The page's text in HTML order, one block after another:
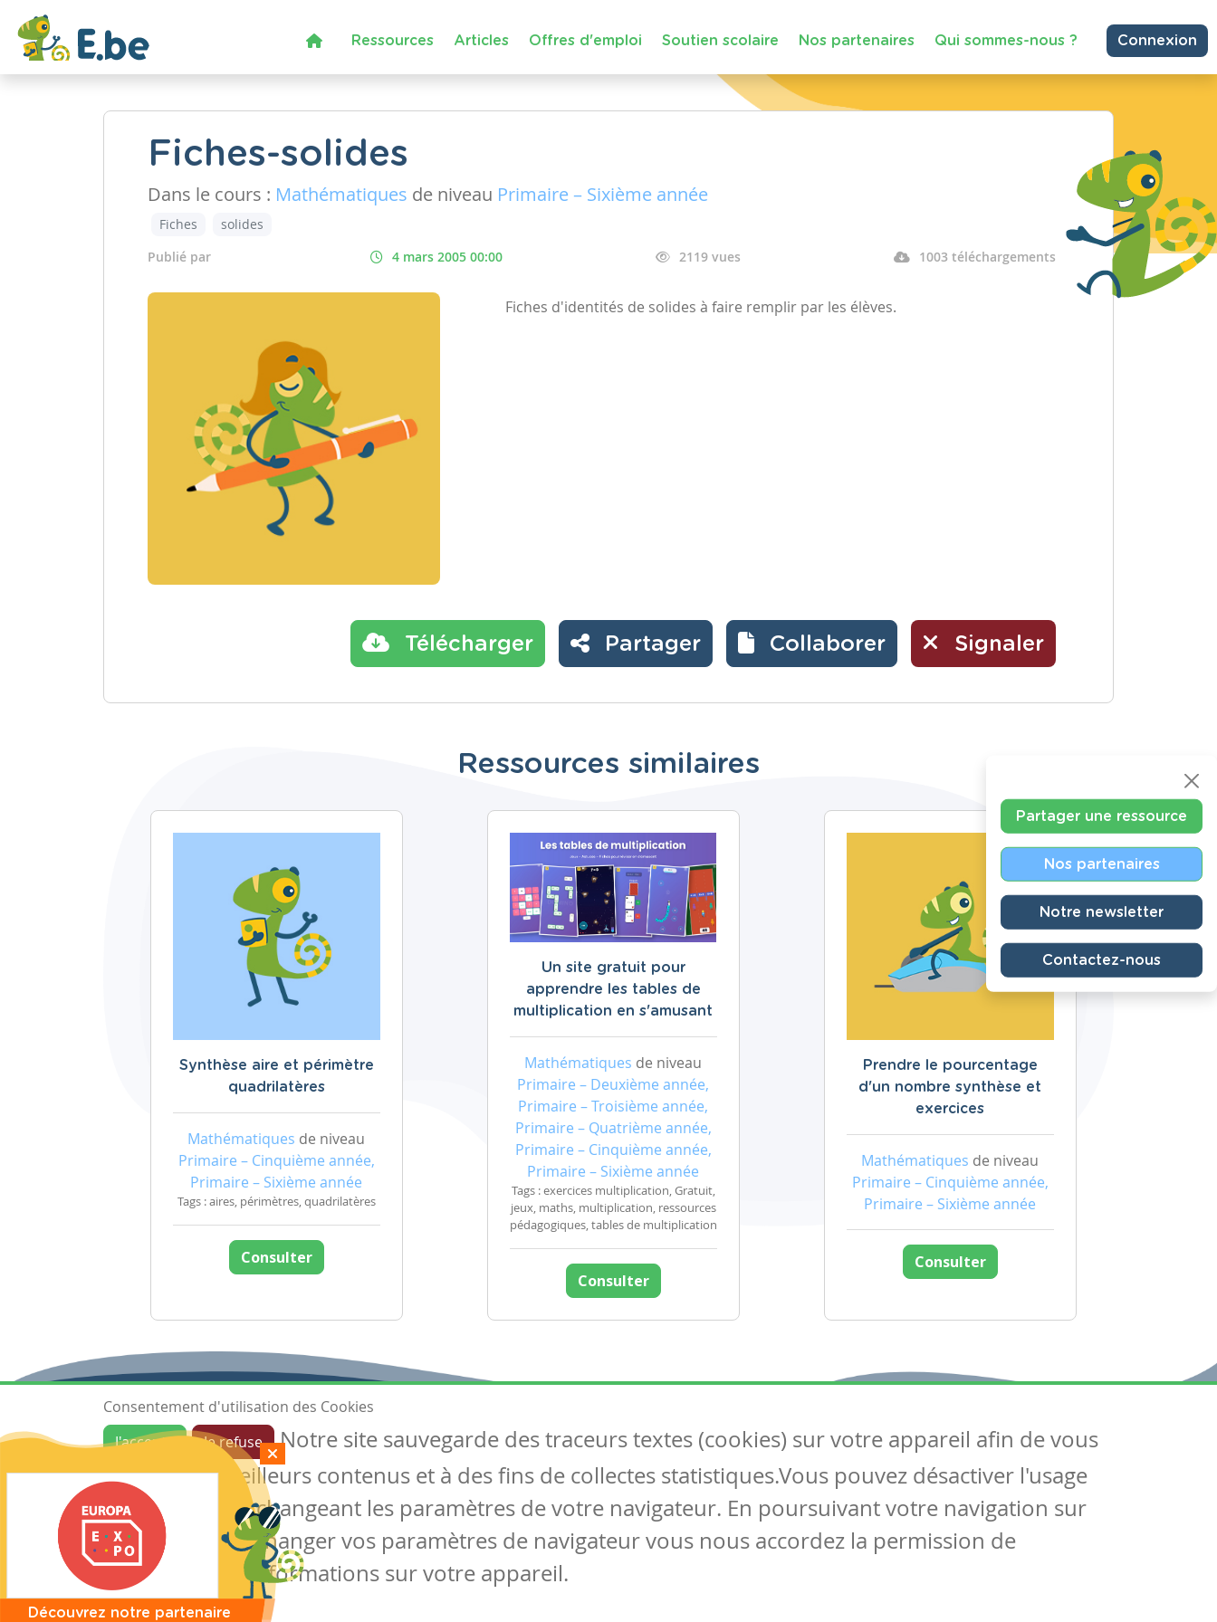
Ressources Articles Offres d'emploi Soutien scolaire Nos partenaires Qui sommes-nous ? Connexion
Fiches-solides
Dans le cours : Mathématiques de niveau Primaire – Sixième année
Fiches
solides
Publié par
4 mars 2005 00:00 2119 vues 1003 téléchargements
Fiches d'identités de solides à faire remplir par les élèves.
Télécharger Partager Collaborer Signaler
Ressources similaires
Synthèse aire et périmètre
quadrilatères
Mathématiques de niveau
Primaire – Cinquième année,
Primaire – Sixième année
Tags : aires, périmètres, quadrilatères
Consulter
Un site gratuit pour
apprendre les tables de
multiplication en s'amusant
Mathématiques de niveau
Primaire – Deuxième année,
Primaire – Troisième année,
Primaire – Quatrième année,
Primaire – Cinquième année,
Primaire – Sixième année
Tags : exercices multiplication, Gratuit,
jeux, maths, multiplication, ressources
pédagogiques, tables de multiplication
Consulter
Prendre le pourcentage
d'un nombre synthèse et
exercices
Mathématiques de niveau
Primaire – Cinquième année,
Primaire – Sixième année
Consulter
Partager une ressource
Nos partenaires
Notre newsletter
Contactez-nous
Ressources
Les ressources
Créer une ressource
Mes ressources
Articles
Tous les articles
Articles DYS
Circulaires
Suivez-nous
Contactez-nous
Soutien scolaire
Consentement d'utilisation des Cookies
J'accepte
Je refuse
Notre site sauvegarde des traceurs textes (cookies) sur votre appareil afin de vous
garantir de meilleurs contenus et à des fins de collectes statistiques.Vous pouvez désactiver l'usage
des cookies en changeant les paramètres de votre navigateur. En poursuivant votre navigation sur
notre site sans changer vos paramètres de navigateur vous nous accordez la permission de
conserver des informations sur votre appareil.
Découvrez notre partenaire